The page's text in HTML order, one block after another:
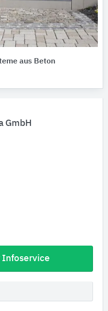
GmbH
Infoservice
aus Beton